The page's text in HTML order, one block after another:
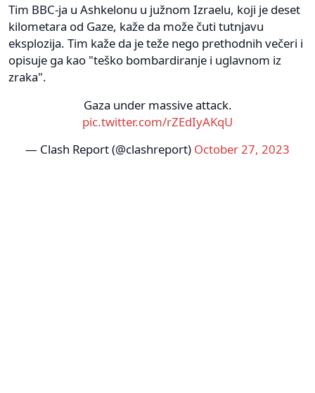
Tim BBC-ja u Ashkelonu u južnom Izraelu, koji je deset
kilometara od Gaze, kaže da može čuti tutnjavu
eksplozija. Tim kaže da je teže nego prethodnih večeri i
opisuje ga kao "teško bombardiranje i uglavnom iz
zraka".
Gaza under massive attack.
pic.twitter.com/rZEdIyAKqU
— Clash Report (@clashreport) October 27, 2023